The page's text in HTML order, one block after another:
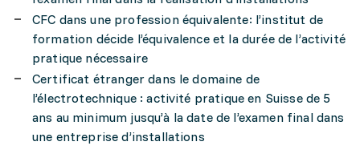
CFC dans une profession équivalente: l’institut de
formation décide l’équivalence et la durée de l’activité
pratique nécessaire
Certificat étranger dans le domaine de
l’électrotechnique : activité pratique en Suisse de 5
ans au minimum jusqu’à la date de l’examen final dans
une entreprise d’installations